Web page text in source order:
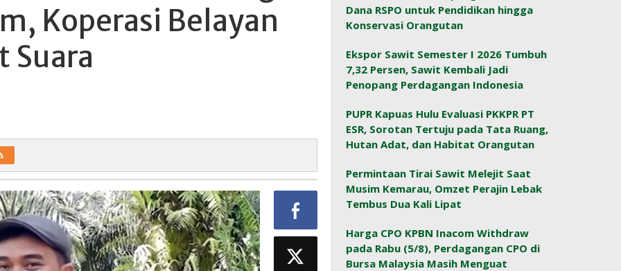
Koperasi Belayan
Suara
Dana RSPO untuk Pendidikan hingga
Konservasi Orangutan
Ekspor Sawit Semester I 2026 Tumbuh
7,32 Persen, Sawit Kembali Jadi
Penopang Perdagangan Indonesia
PUPR Kapuas Hulu Evaluasi PKKPR PT
ESR, Sorotan Tertuju pada Tata Ruang,
Hutan Adat, dan Habitat Orangutan
Permintaan Tirai Sawit Melejit Saat
Musim Kemarau, Omzet Perajin Lebak
Tembus Dua Kali Lipat
Harga CPO KPBN Inacom Withdraw
pada Rabu (5/8), Perdagangan CPO di
Bursa Malaysia Masih Menguat